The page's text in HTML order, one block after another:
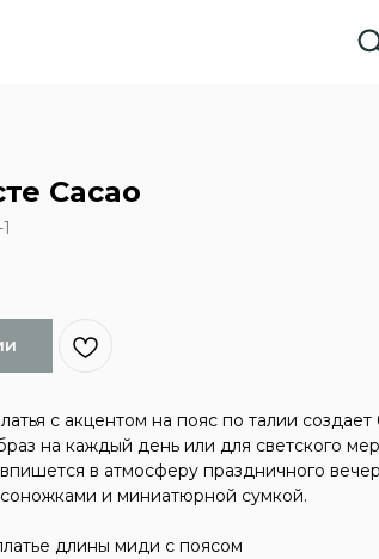
Cacao
с акцентом на пояс по талии
на каждый день или для светского
в атмосферу праздничного
и миниатюрной сумкой.
длины миди с поясом